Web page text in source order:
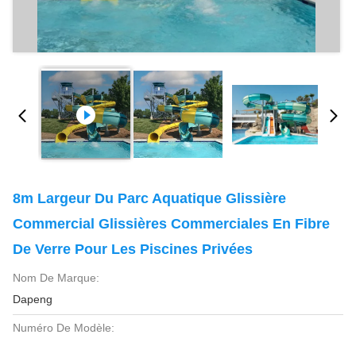
8m Largeur Du Parc Aquatique Glissière
Commercial Glissières Commerciales En Fibre
De Verre Pour Les Piscines Privées
Nom De Marque:
Dapeng
Numéro De Modèle: